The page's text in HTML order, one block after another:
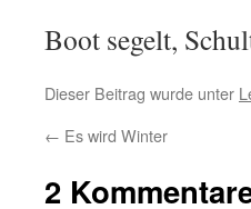
Boot segelt,
Dieser Beitrag wurde unter
← Es wird Winter
2